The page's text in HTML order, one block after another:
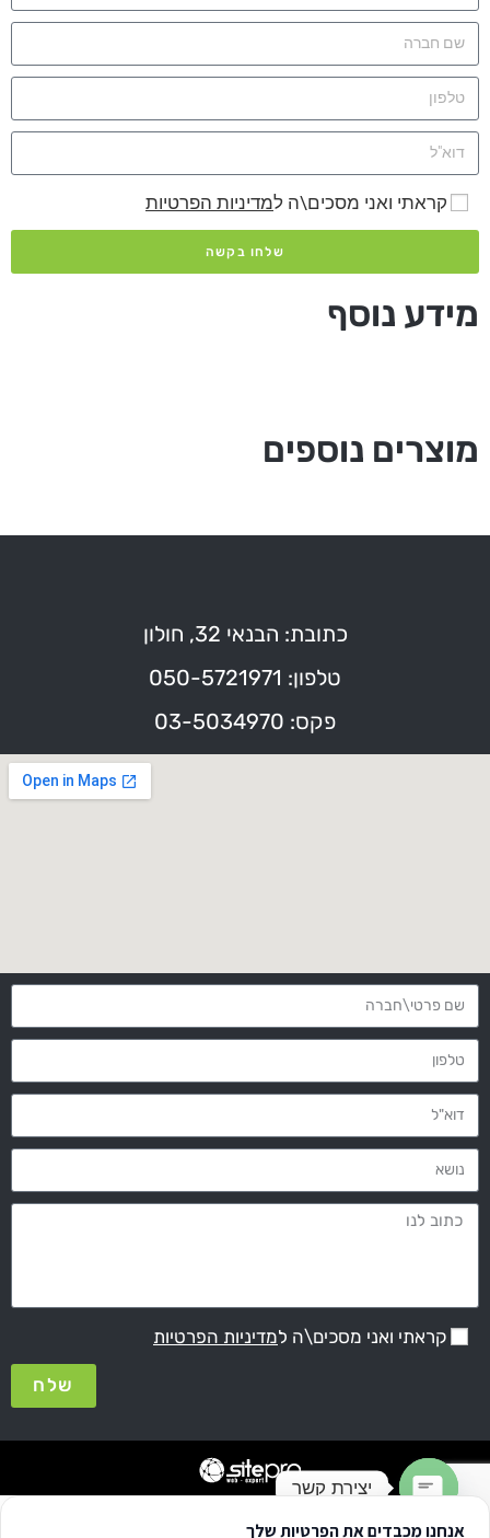
קראתי ואני מסכים\ה למדיניות הפרטיות
שלחו בקשה
מידע נוסף
מוצרים נוספים
כתובת: הבנאי 32, חולון
טלפון: 050-5721971
פקס: 03-5034970
קראתי ואני מסכים\ה למדיניות הפרטיות
שלח
אנחנו מכבדים את הפרטיות שלך
יצירת קשר
Open chaty